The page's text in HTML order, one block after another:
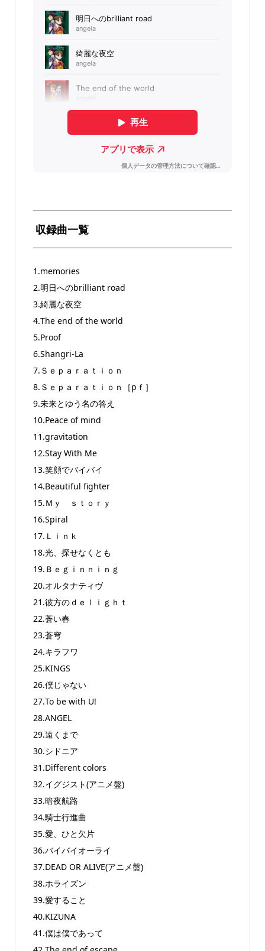
収録曲一覧
1.memories
2.明日へのbrilliant road
3.綺麗な夜空
4.The end of the world
5.Proof
6.Shangri-La
7.Ｓｅｐａｒａｔｉｏｎ
8.Ｓｅｐａｒａｔｉｏｎ［pｆ］
9.未来とゆう名の答え
10.Peace of mind
11.gravitation
12.Stay With Me
13.笑顔でバイバイ
14.Beautiful fighter
15.Ｍｙ ｓｔｏｒｙ
16.Spiral
17.Ｌｉｎｋ
18.光、探せなくとも
19.Ｂｅｇｉｎｎｉｎｇ
20.オルタナティヴ
21.彼方のｄｅｌｉｇｈｔ
22.蒼い春
23.蒼穹
24.キラフワ
25.KINGS
26.僕じゃない
27.To be with U!
28.ANGEL
29.遠くまで
30.シドニア
31.Different colors
32.イグジスト(アニメ盤)
33.暗夜航路
34.騎士行進曲
35.愛、ひと欠片
36.バイバイオーライ
37.DEAD OR ALIVE(アニメ盤)
38.ホライズン
39.愛すること
40.KIZUNA
41.僕は僕であって